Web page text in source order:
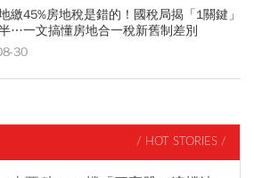
繳45%房地稅是錯的！國稅局揭「1關鍵」
…一文搞懂房地合一稅新舊制差別
30
/ HOT STORIES /